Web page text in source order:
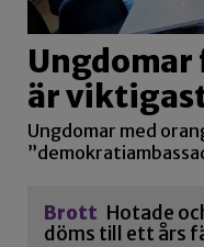
Ungdomar
är
Ungdomar med
Brott Hotade
döms till ett års